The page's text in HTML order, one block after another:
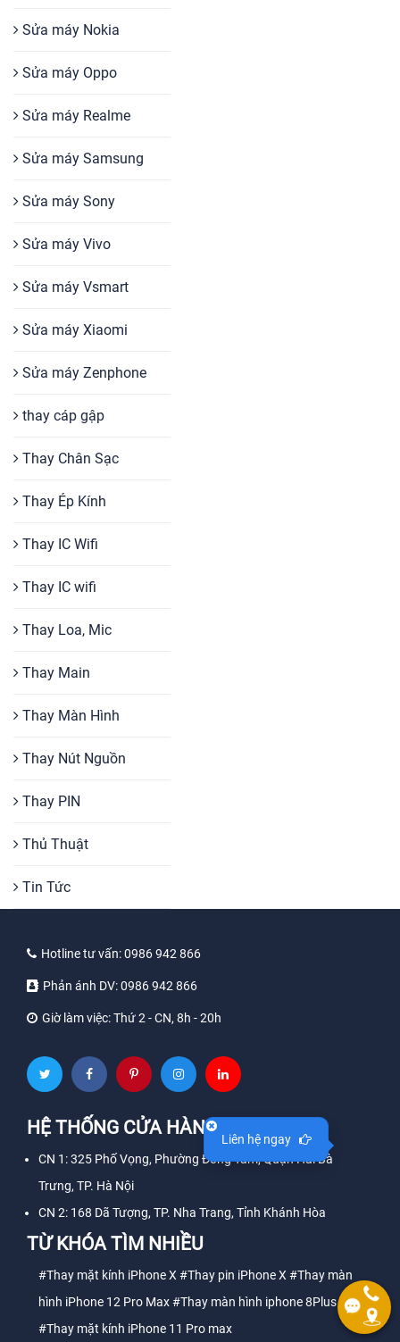
Sửa máy Nokia
Sửa máy Oppo
Sửa máy Realme
Sửa máy Samsung
Sửa máy Sony
Sửa máy Vivo
Sửa máy Vsmart
Sửa máy Xiaomi
Sửa máy Zenphone
thay cáp gập
Thay Chân Sạc
Thay Ép Kính
Thay IC Wifi
Thay IC wifi
Thay Loa, Mic
Thay Main
Thay Màn Hình
Thay Nút Nguồn
Thay PIN
Thủ Thuật
Tin Tức
Hotline tư vấn:0986 942 866
Phản ánh DV:0986 942 866
Giờ làm việc:Thứ 2 - CN, 8h - 20h
HỆ THỐNG CỬA HÀNG
CN 1: 325 Phố Vọng, Phường Đồng Tâm, Quận Hai Bà
Trưng, TP. Hà Nội
CN 2: 168 Dã Tượng, TP. Nha Trang, Tỉnh Khánh Hòa
TỪ KHÓA TÌM NHIỀU
#Thay mặt kính iPhone X #Thay pin iPhone X #Thay màn
hình iPhone 12 Pro Max#Thay màn hình iphone 8Plus
#Thay mặt kính iPhone 11 Pro max
Liên hệ ngay